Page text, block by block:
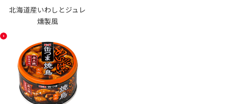
北海道産いわしとジュレ
燻製風